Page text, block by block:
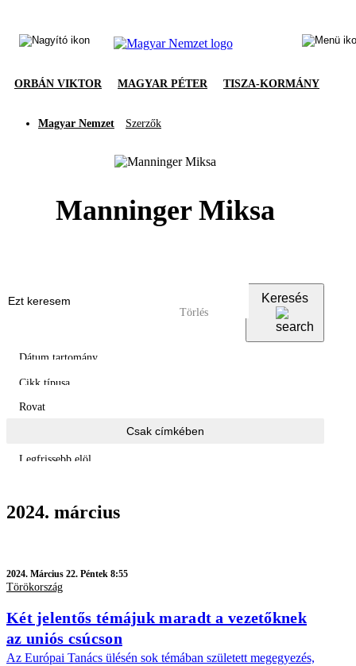
ORBÁN VIKTOR MAGYAR PÉTER TISZA-KORMÁNY
Magyar Nemzet Szerzők
Manninger Miksa
Keresés
Dátum tartomány
Cikk típusa
Rovat
Csak címkében
Legfrissebb elöl
2024. március
2024. Március 22. Péntek 8:55
Törökország
Két jelentős témájuk maradt a vezetőknek
az uniós csúcson
Az Európai Tanács ülésén sok témában született megegyezés,